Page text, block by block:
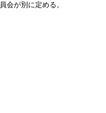
会が別に定める。